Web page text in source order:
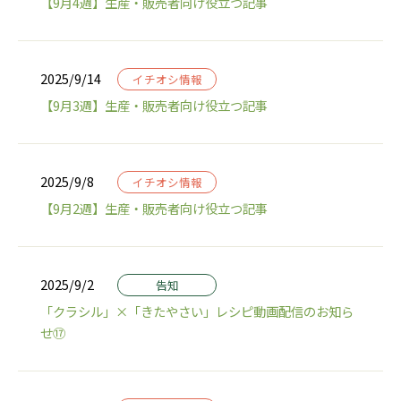
2025/9/14 イチオシ情報
【9月3週】生産・販売者向け役立つ記事
2025/9/8 イチオシ情報
【9月2週】生産・販売者向け役立つ記事
2025/9/2 告知
「クラシル」×「きたやさい」レシピ動画配信のお知ら
せ⑰